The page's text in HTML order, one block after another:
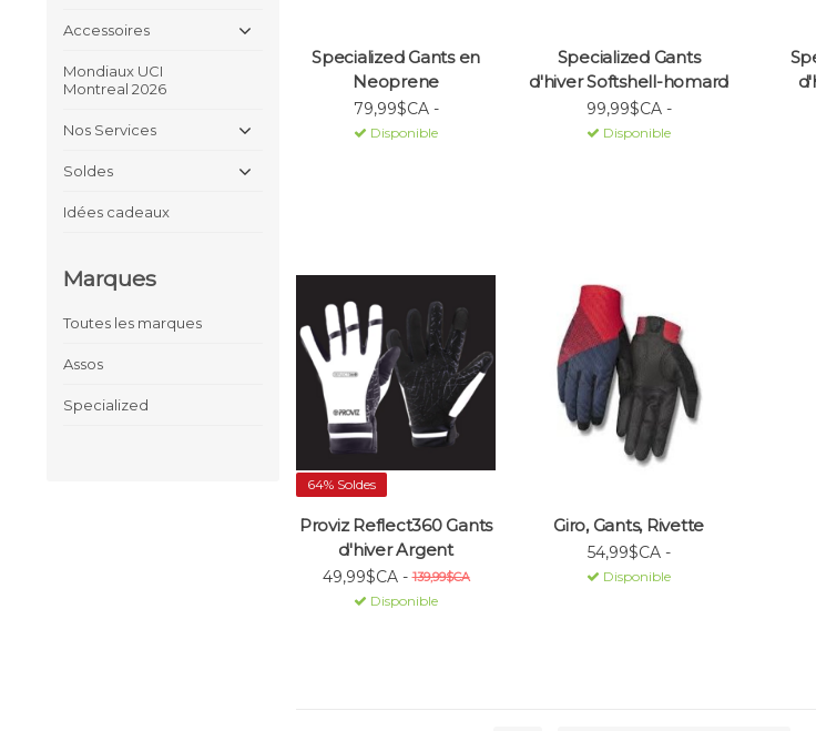
Accessoires
Mondiaux UCI
Montreal 2026
Nos Services
Soldes
Idées cadeaux
Marques
Toutes les marques
Assos
Specialized
Specialized Gants en
Neoprene
79,99$CA -
Disponible
Specialized Gants
d'hiver Softshell-homard
99,99$CA -
Disponible
64% Soldes
Proviz Reflect360 Gants
d'hiver Argent
49,99$CA - 139,99$CA
Disponible
Giro, Gants, Rivette
54,99$CA -
Disponible